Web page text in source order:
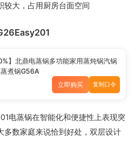
大，占用厨房台面空间
】北鼎电蒸锅多功能家用蒸炖锅汽锅
煮锅G56A
立即购买 复制口令
电蒸锅在智能化和便捷性上表现突
多数家庭来说恰到好处，双层设计